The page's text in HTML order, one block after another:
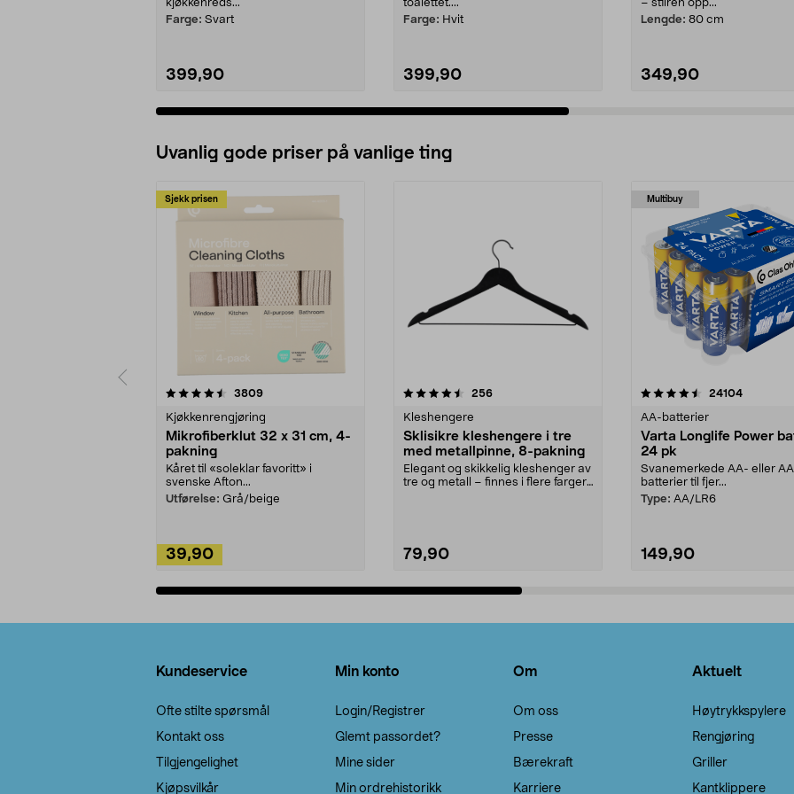
kjøkkenreds...
Farge: Svart
399,90
toalettet....
Farge: Hvit
399,90
– stilren opp...
Lengde: 80 cm
349,90
Uvanlig gode priser på vanlige ting
Sjekk prisen
3809anmeldelser
Kjøkkenrengjøring
Mikrofiberklut 32 x 31 cm, 4-
pakning
Kåret til «soleklar favoritt» i
svenske Afton...
Utførelse: Grå/beige
39,90
4.5av 5 stjerner 256anmeldelser
Kleshengere
Sklisikre kleshengere i tre
med metallpinne, 8-pakning
Elegant og skikkelig kleshenger av
tre og metall – finnes i flere farger.
79,90
Multibuy
4.5av 5 stjerner 24104
AA-batterier
Varta Longlife Power
24 pk
Svanemerkede AA- eller
batterier til fjer...
Type: AA/LR6
149,90
4.5av 5 stjerner
Kundeservice
Ofte stilte spørsmål
Kontakt oss
Tilgjengelighet
Kjøpsvilkår
Min konto
Login/Registrer
Glemt passordet?
Mine sider
Min ordrehistorikk
Om
Om oss
Presse
Bærekraft
Karriere
Aktuelt
Høytrykkspylere
Rengjøring
Griller
Kantklippere